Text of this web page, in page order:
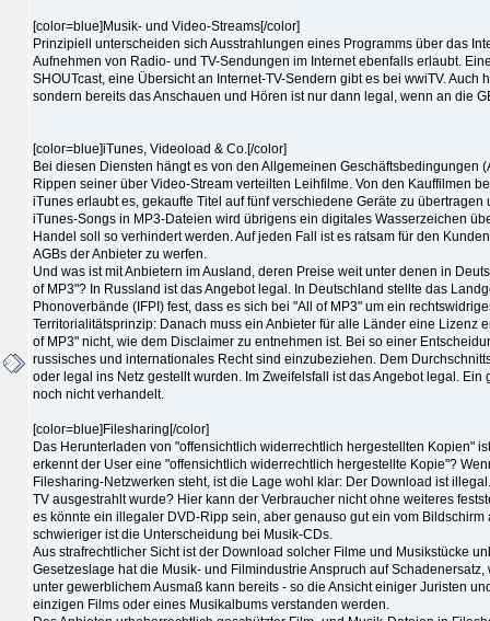
[color=blue]Musik- und Video-Streams[/color]
Prinzipiell unterscheiden sich Ausstrahlungen eines Programms über das
Aufnehmen von Radio- und TV-Sendungen im Internet ebenfalls erlaubt.
SHOUTcast, eine Übersicht an Internet-TV-Sendern gibt es bei wwiTV.
sondern bereits das Anschauen und Hören ist nur dann legal, wenn an die
[color=blue]iTunes, Videoload & Co.[/color]
Bei diesen Diensten hängt es von den Allgemeinen
Rippen seiner über Video-Stream verteilten Leihfilme. Von den Kauffilmen
iTunes erlaubt es, gekaufte Titel auf fünf verschiedene Geräte zu
iTunes-Songs in MP3-Dateien wird übrigens ein digitales Wasserzeichen
Handel soll so verhindert werden. Auf jeden Fall ist es ratsam für den
AGBs der Anbieter zu werfen.
Und was ist mit Anbietern im Ausland, deren Preise weit unter denen in
of MP3"? In Russland ist das Angebot legal. In Deutschland stellte das
Phonoverbände (IFPI) fest, dass es sich bei "All of MP3" um ein
Territorialitätsprinzip: Danach muss ein Anbieter für alle Länder eine
of MP3" nicht, wie dem Disclaimer zu entnehmen ist. Bei so einer
russisches und internationales Recht sind einzubeziehen. Dem
oder legal ins Netz gestellt wurden. Im Zweifelsfall ist das Angebot legal.
noch nicht verhandelt.
[color=blue]Filesharing[/color]
Das Herunterladen von "offensichtlich widerrechtlich hergestellten Kopien"
erkennt der User eine "offensichtlich widerrechtlich hergestellte Kopie"?
Filesharing-Netzwerken steht, ist die Lage wohl klar: Der Download ist
TV ausgestrahlt wurde? Hier kann der Verbraucher nicht ohne weiteres
es könnte ein illegaler DVD-Ripp sein, aber genauso gut ein vom
schwieriger ist die Unterscheidung bei Musik-CDs.
Aus strafrechtlicher Sicht ist der Download solcher Filme und Musikstücke
Gesetzeslage hat die Musik- und Filmindustrie Anspruch auf
unter gewerblichem Ausmaß kann bereits - so die Ansicht einiger Juristen
einzigen Films oder eines Musikalbums verstanden werden.